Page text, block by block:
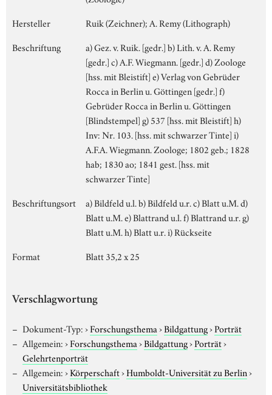
Hersteller
Ruik (Zeichner); A. Remy (Lithograph)
Beschriftung
a) Gez. v. Ruik. [gedr.] b) Lith. v. A. Remy
[gedr.] c) A.F. Wiegmann. [gedr.] d) Zoologe
[hss. mit Bleistift] e) Verlag von Gebrüder
Rocca in Berlin u. Göttingen [gedr.] f)
Gebrüder Rocca in Berlin u. Göttingen
[Blindstempel] g) 537 [hss. mit Bleistift] h)
Inv: Nr. 103. [hss. mit schwarzer Tinte] i)
A.F.A. Wiegmann. Zoologe; 1802 geb.; 1828
hab; 1830 ao; 1841 gest. [hss. mit
schwarzer Tinte]
Beschriftungsort
a) Bildfeld u.l. b) Bildfeld u.r. c) Blatt u.M. d)
Blatt u.M. e) Blattrand u.l. f) Blattrand u.r. g)
Blatt u.M. h) Blatt u.r. i) Rückseite
Format
Blatt 35,2 x 25
Verschlagwortung
Dokument-Typ:›Forschungsthema›Bildgattung›Porträt
Allgemein:›Forschungsthema›Bildgattung›Porträt›
Gelehrtenporträt
Allgemein:›Körperschaft›Humboldt-Universität zu Berlin›
Universitätsbibliothek